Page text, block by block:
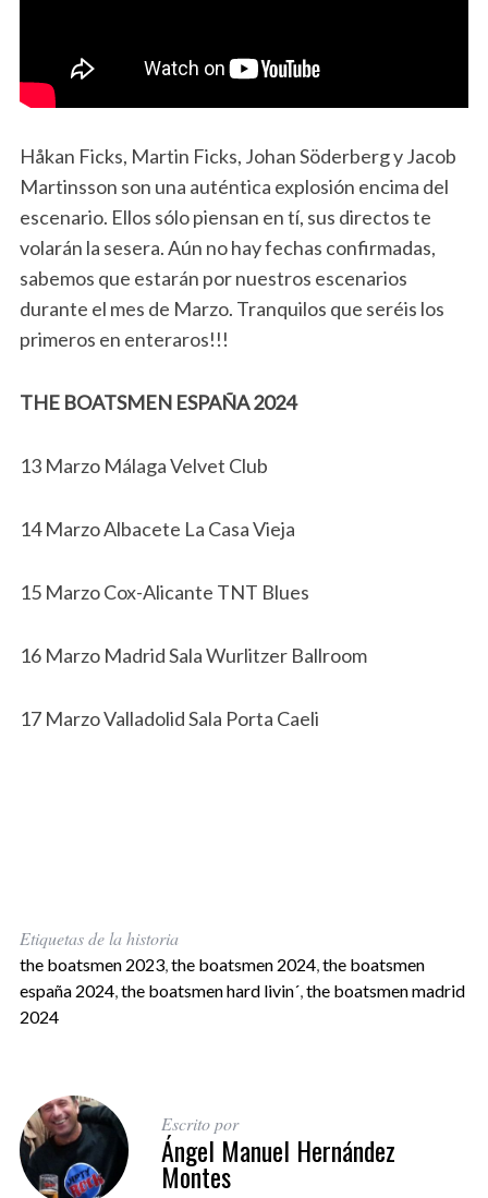
Håkan Ficks, Martin Ficks, Johan Söderberg y Jacob
Martinsson son una auténtica explosión encima del
escenario. Ellos sólo piensan en tí, sus directos te
volarán la sesera. Aún no hay fechas confirmadas,
sabemos que estarán por nuestros escenarios
durante el mes de Marzo. Tranquilos que seréis los
primeros en enteraros!!!
THE BOATSMEN ESPAÑA 2024
13 Marzo Málaga Velvet Club
14 Marzo Albacete La Casa Vieja
15 Marzo Cox-Alicante TNT Blues
16 Marzo Madrid Sala Wurlitzer Ballroom
17 Marzo Valladolid Sala Porta Caeli
Etiquetas de la historia
the boatsmen 2023,the boatsmen 2024,the boatsmen
españa 2024,the boatsmen hard livin´,the boatsmen madrid
2024
Escrito por
Ángel Manuel Hernández
Montes